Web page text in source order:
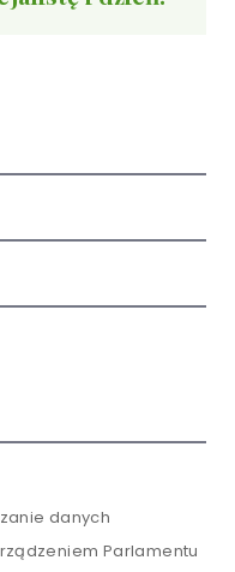
danych
Parlamentu